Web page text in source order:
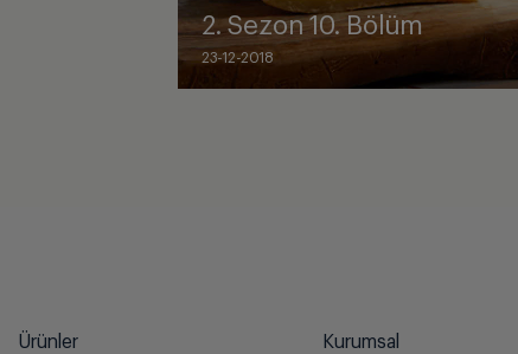
23-12-2018
2. Sezon 10. Bölüm
Ürünler Kurumsal